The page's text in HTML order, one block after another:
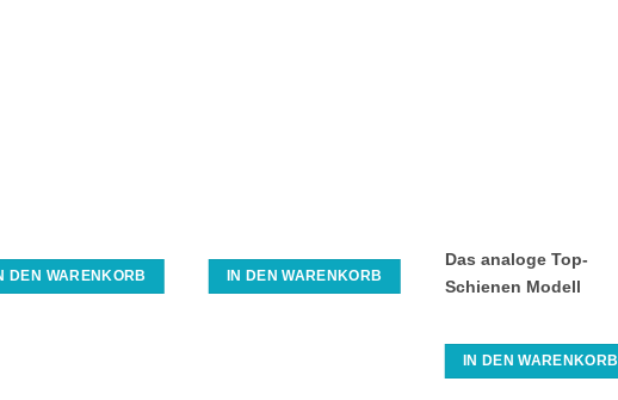
DEN WARENKORB IN DEN WARENKORB
Das analoge Top-
Schienen Modell
IN DEN WARENKORB